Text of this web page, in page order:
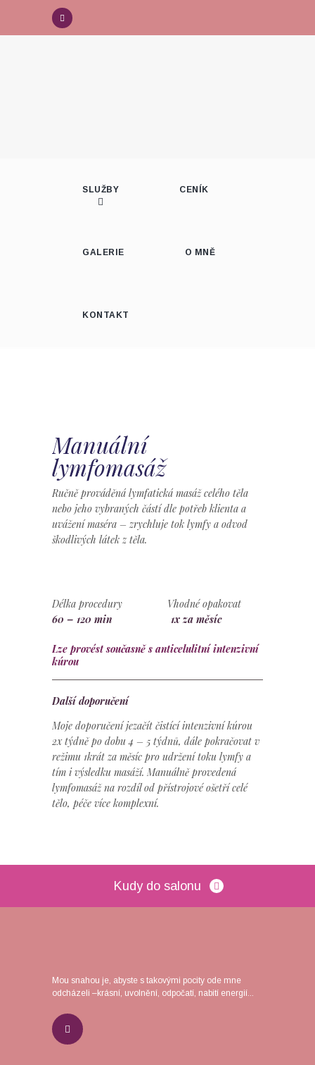
SLUŽBY CENÍK
GALERIE O MNĚ
KONTAKT
Manuální
lymfomasáž
Ručně prováděná lymfatická masáž celého těla
nebo jeho vybraných částí dle potřeb klienta a
uvážení maséra – zrychluje tok lymfy a odvod
škodlivých látek z těla.
Délka procedury Vhodné opakovat
60 – 120 min
1x za měsíc
Lze provést současně s anticelulitní intenzivní
kúrou
Další doporučení
Moje doporučení jezačít čistící intenzivní kúrou
2x týdně po dobu 4 – 5 týdnů, dále pokračovat v
režimu 1krát za měsíc pro udržení toku lymfy a
tím i výsledku masáží. Manuálně provedená
lymfomasáž na rozdíl od přístrojové ošetří celé
tělo, péče více komplexní.
Kudy do salonu
Mou snahou je, abyste s takovými pocity ode mne
odcházeli –krásní, uvolnění, odpočatí, nabití energií...